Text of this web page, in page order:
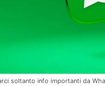
soltanto info importanti da